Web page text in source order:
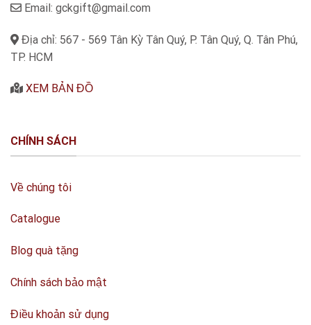
Email: gckgift@gmail.com
Địa chỉ: 567 - 569 Tân Kỳ Tân Quý, P. Tân Quý, Q. Tân Phú,
TP. HCM
XEM BẢN ĐỒ
CHÍNH SÁCH
Về chúng tôi
Catalogue
Blog quà tặng
Chính sách bảo mật
Điều khoản sử dụng